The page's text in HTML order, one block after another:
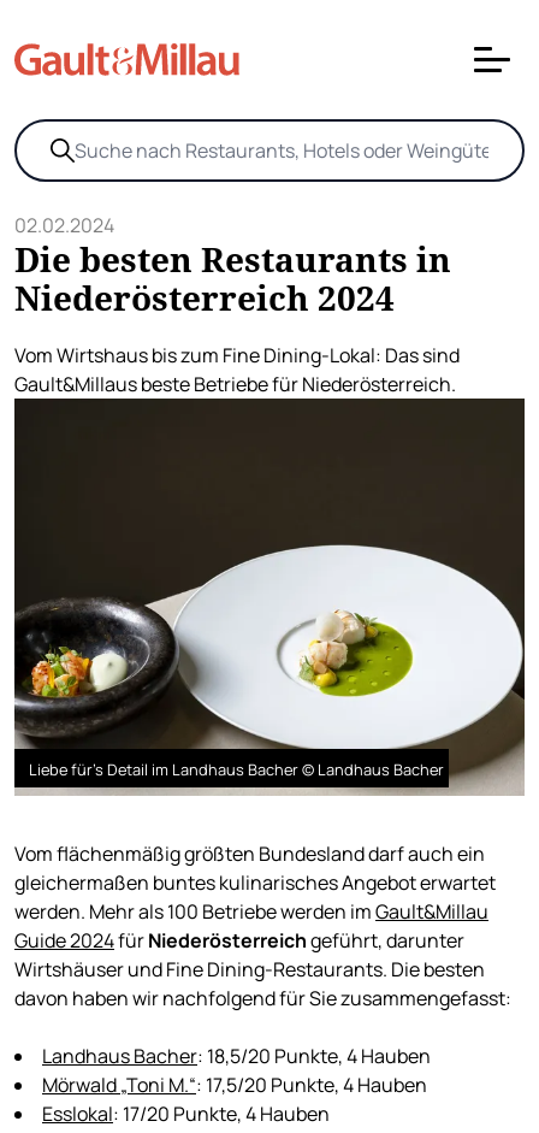
02.02.2024
Die besten Restaurants in
Niederösterreich 2024
Vom Wirtshaus bis zum Fine Dining-Lokal: Das sind
Gault&Millaus beste Betriebe für Niederösterreich.
Liebe für's Detail im Landhaus Bacher © Landhaus Bacher
Vom flächenmäßig größten Bundesland darf auch ein
gleichermaßen buntes kulinarisches Angebot erwartet
werden. Mehr als 100 Betriebe werden imGault&Millau
Guide 2024fürNiederösterreichgeführt, darunter
Wirtshäuser und Fine Dining-Restaurants. Die besten
davon haben wir nachfolgend für Sie zusammengefasst:
Landhaus Bacher: 18,5/20 Punkte, 4 Hauben
Mörwald „Toni M.“: 17,5/20 Punkte, 4 Hauben
Esslokal: 17/20 Punkte, 4 Hauben